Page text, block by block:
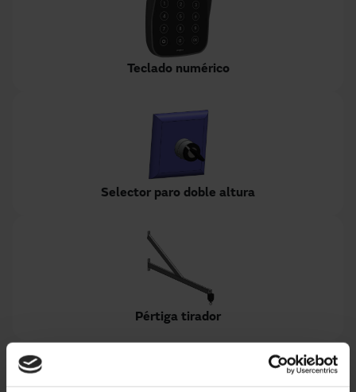
Teclado numérico
Selector paro doble altura
Pértiga tirador